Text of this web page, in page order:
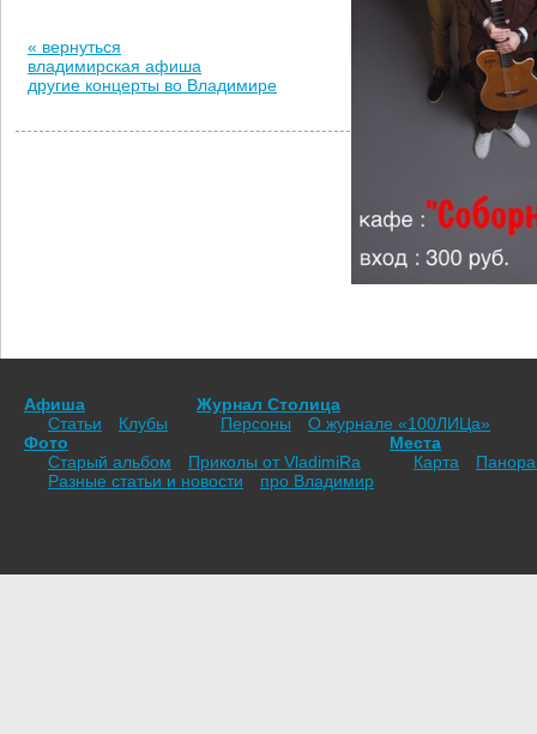
« вернуться
владимирская афиша
другие концерты во Владимире
Афиша
Статьи
Клубы
Журнал Столица
Персоны
О журнале «100ЛИЦа»
Фото
Старый альбом
Приколы от VladimiRа
Места
Карта
Разные статьи и новости
про Владимир